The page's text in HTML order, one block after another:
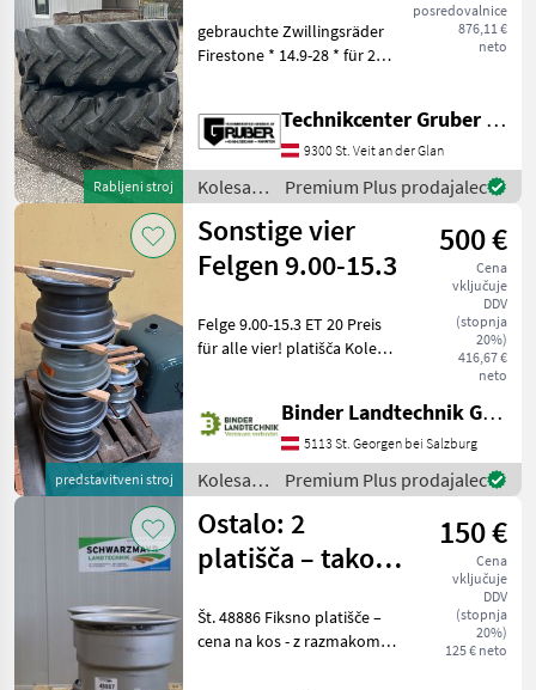
Rabljeni stroj
posredovalnice
876,11 €
neto
gebrauchte Zwillingsräder
Firestone * 14.9-28 * für 28
Gegenstück für Felge *
Reifenprofiltiefe ca. 75 %
Sofort abh
Technikcenter Gruber GmbH
9300 St. Veit an der Glan
Kolesa,
platišča
in
pnevmatike
/
Premium Plus prodajalec
predstavitveni stroj
Sonstige vier
Felgen 9.00-15.3
500 €
Cena
vključuje
DDV
(stopnja
20%)
416,67 €
neto
Felge 9.00-15.3 ET 20 Preis
für alle vier! platišča Kolesa,
pnevmatike
Binder Landtechnik GmbH & CoKG
5113 St. Georgen bei Salzburg
Kolesa,
platišča
in
pnevmatike
/
Premium Plus prodajalec
Ostalo: 2
platišča – takoj
150 €
Cena
vključuje
DDV
(stopnja
20%)
125 € neto
Št. 48886 Fiksno platišče –
cena na kos - z razmakom